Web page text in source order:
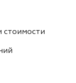
стоимости